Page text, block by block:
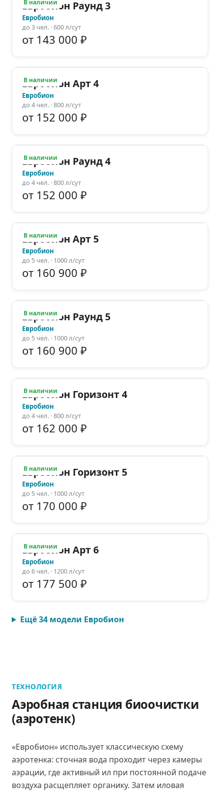
В наличии
Евробион Раунд 3
Евробион
до 3 чел. · 600 л/сут
от 143 000 ₽
В наличии
Евробион Арт 4
Евробион
до 4 чел. · 800 л/сут
от 152 000 ₽
В наличии
Евробион Раунд 4
Евробион
до 4 чел. · 800 л/сут
от 152 000 ₽
В наличии
Евробион Арт 5
Евробион
до 5 чел. · 1000 л/сут
от 160 900 ₽
В наличии
Евробион Раунд 5
Евробион
до 5 чел. · 1000 л/сут
от 160 900 ₽
В наличии
Евробион Горизонт 4
Евробион
до 4 чел. · 800 л/сут
от 162 000 ₽
В наличии
Евробион Горизонт 5
Евробион
до 5 чел. · 1000 л/сут
от 170 000 ₽
В наличии
Евробион Арт 6
Евробион
до 6 чел. · 1200 л/сут
от 177 500 ₽
Ещё34 модели Евробион
ТЕХНОЛОГИЯ
Аэробная станция биоочистки
(аэротенк)
«Евробион» использует классическую схему
аэротенка: сточная вода проходит через камеры
аэрации, где активный ил при постоянной подаче
воздуха расщепляет органику. Затем иловая